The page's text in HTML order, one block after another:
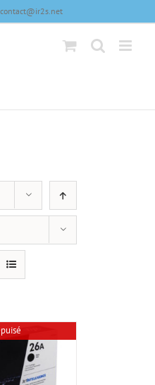
contact@ir2s.net